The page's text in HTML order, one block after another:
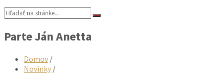
Vyhľadávanie:
Parte Ján Anetta
Domov /
Novinky /